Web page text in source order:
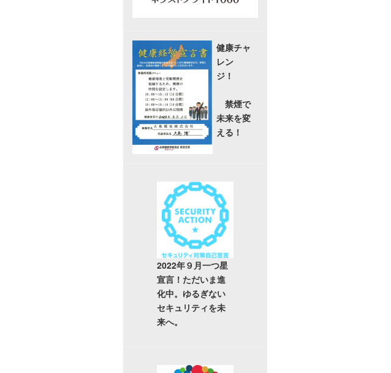
健康チャ
レン
ジ！
禁煙で
未来を変
える！
2022年９月一つ星
宣言！ただいま進
化中。ゆるぎない
セキュリティを未
来へ。